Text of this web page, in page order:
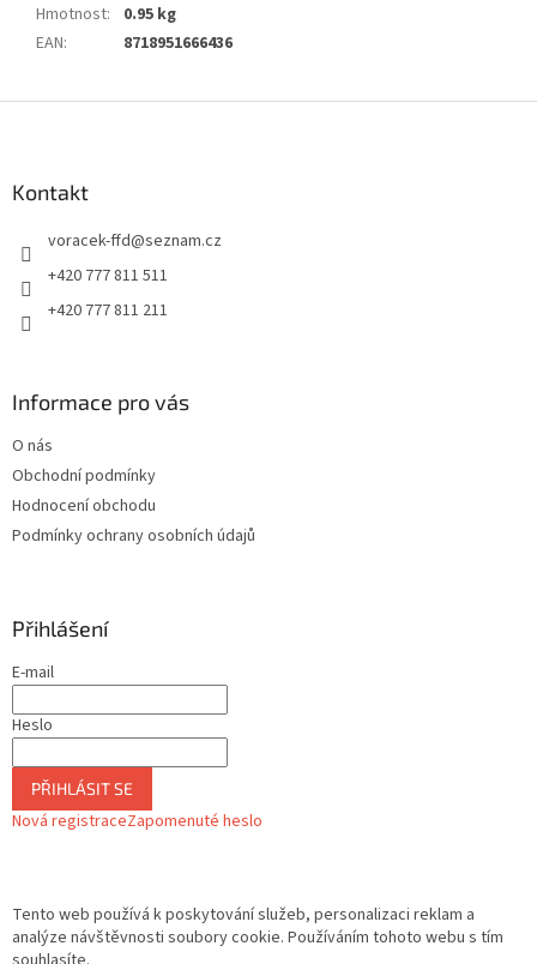
Hmotnost:
0.95 kg
EAN: 8718951666436
Kontakt
voracek-ffd@seznam.cz
+420 777 811 511
+420 777 811 211
Informace pro vás
O nás
Obchodní podmínky
Hodnocení obchodu
Podmínky ochrany osobních údajů
Přihlášení
E-mail
Heslo
PŘIHLÁSIT SE
Nová registraceZapomenuté heslo
Tento web používá k poskytování služeb, personalizaci reklam a
analýze návštěvnosti soubory cookie. Používáním tohoto webu s tím